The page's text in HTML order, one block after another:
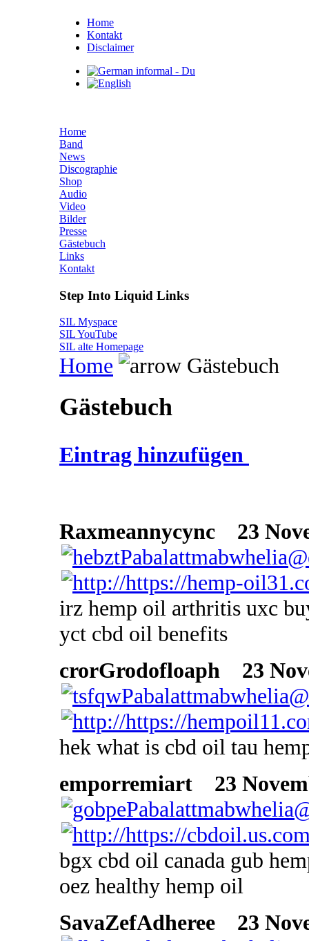
Home
Kontakt
Disclaimer
Home
Band
News
Discographie
Shop
Audio
Video
Bilder
Presse
Gästebuch
Links
Kontakt
Step Into Liquid Links
SIL Myspace
SIL YouTube
SIL alte Homepage
Home Gästebuch
Gästebuch
Eintrag hinzufügen
Raxmeannycync 23
irz hemp oil arthritis uxc
yct cbd oil benefits
crorGrodofloaph
23
hek what is cbd oil tau
emporremiart
23
bgx cbd oil canada gub
oez healthy hemp oil
SavaZefAdheree
23